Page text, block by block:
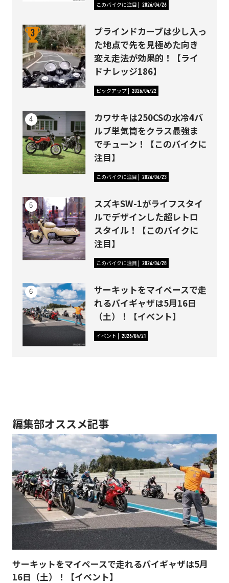
このバイクに注目 2026/04/26
ブラインドカーブは少し入っ
た地点で先を見極めた向き
変え走法が効果的！【ライ
ドナレッジ186】
ピックアップ 2026/04/22
カワサキは250CSの水冷4バ
ルブ単気筒をクラス最強ま
でチューン！【このバイクに
注目】
このバイクに注目 2026/04/23
スズキSW-1がライフスタイ
ルでデザインした超レトロ
スタイル！【このバイクに
注目】
このバイクに注目 2026/04/28
サーキットをマイペースで走
れるバイギャザは5月16日
（土）！【イベント】
イベント 2026/04/21
編集部オススメ記事
サーキットをマイペースで走れるバイギャザは5月
16日（土）！【イベント】